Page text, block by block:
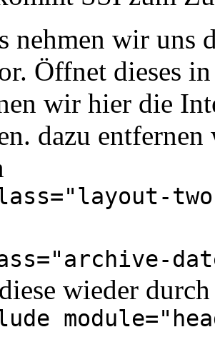
nehmen wir uns
Öffnet dieses
wir hier die
dazu
wieder durch